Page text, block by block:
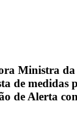
Ministra
de medidas
de Alerta